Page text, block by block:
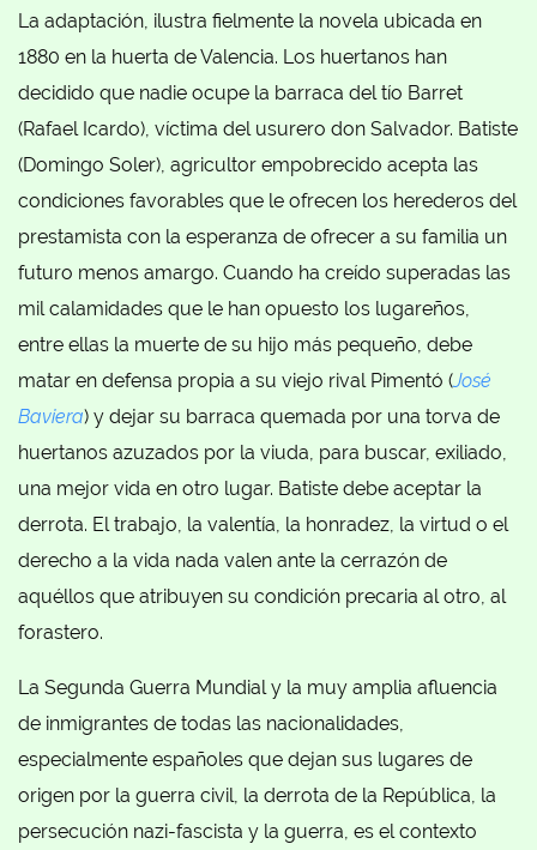
La adaptación, ilustra fielmente la novela ubicada en
1880 en la huerta de Valencia. Los huertanos han
decidido que nadie ocupe la barraca del tío Barret
(Rafael Icardo), víctima del usurero don Salvador. Batiste
(Domingo Soler), agricultor empobrecido acepta las
condiciones favorables que le ofrecen los herederos del
prestamista con la esperanza de ofrecer a su familia un
futuro menos amargo. Cuando ha creído superadas las
mil calamidades que le han opuesto los lugareños,
entre ellas la muerte de su hijo más pequeño, debe
matar en defensa propia a su viejo rival Pimentó (José
Baviera) y dejar su barraca quemada por una torva de
huertanos azuzados por la viuda, para buscar, exiliado,
una mejor vida en otro lugar. Batiste debe aceptar la
derrota. El trabajo, la valentía, la honradez, la virtud o el
derecho a la vida nada valen ante la cerrazón de
aquéllos que atribuyen su condición precaria al otro, al
forastero.
La Segunda Guerra Mundial y la muy amplia afluencia
de inmigrantes de todas las nacionalidades,
especialmente españoles que dejan sus lugares de
origen por la guerra civil, la derrota de la República, la
persecución nazi-fascista y la guerra, es el contexto